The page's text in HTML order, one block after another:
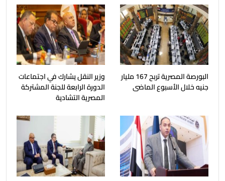
البورصة المصرية تربح 167 مليار
جنيه خلال الأسبوع الماضى
وزير النقل يشارك في اجتماعات
الدورة الرابعة للجنة المشتركة
المصرية التشادية